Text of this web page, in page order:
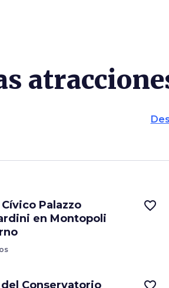
Palazzo
en Montopoli
favorite_border
Conservatorio